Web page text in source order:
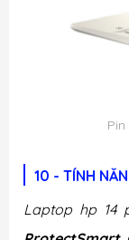
10 - TÍNH
Laptop hp 14